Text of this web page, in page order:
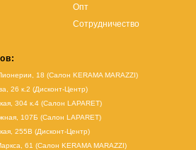
Опт
Сотрудничество
18 (Салон KERAMA MARAZZI)
26 к.2 (Дисконт-Центр)
304 к.4 (Салон LAPARET)
107Б (Салон LAPARET)
255В (Дисконт-Центр)
61 (Салон KERAMA MARAZZI)